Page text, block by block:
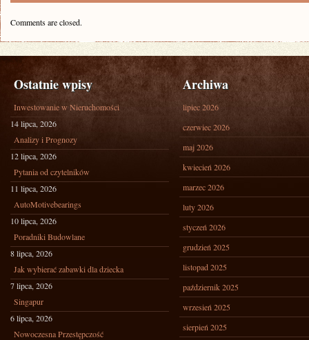
Comments are closed.
Ostatnie wpisy
Inwestowanie w Nieruchomości
14 lipca, 2026
Analizy i Prognozy
12 lipca, 2026
Pytania od czytelników
11 lipca, 2026
AutoMotivebearings
10 lipca, 2026
Poradniki Budowlane
8 lipca, 2026
Jak wybierać zabawki dla dziecka
7 lipca, 2026
Singapur
6 lipca, 2026
Nowoczesna Przestępczość
Archiwa
lipiec 2026
czerwiec 2026
maj 2026
kwiecień 2026
marzec 2026
luty 2026
styczeń 2026
grudzień 2025
listopad 2025
październik 2025
wrzesień 2025
sierpień 2025